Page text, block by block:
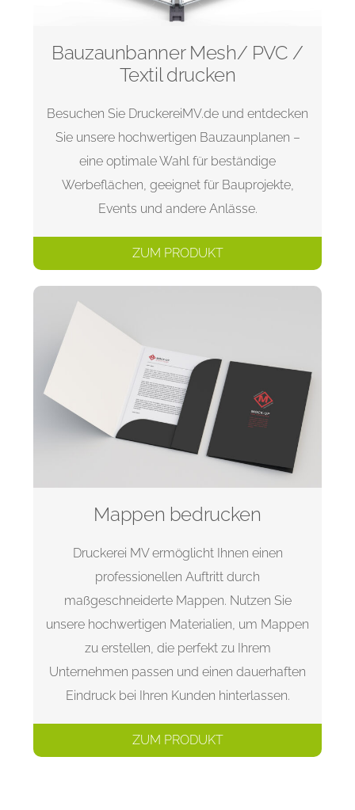
Bauzaunbanner Mesh/ PVC /
Textil drucken
Besuchen Sie DruckereiMV.de und entdecken
Sie unsere hochwertigen Bauzaunplanen –
eine optimale Wahl für beständige
Werbeflächen, geeignet für Bauprojekte,
Events und andere Anlässe.
ZUM PRODUKT
Mappen bedrucken
Druckerei MV ermöglicht Ihnen einen
professionellen Auftritt durch
maßgeschneiderte Mappen. Nutzen Sie
unsere hochwertigen Materialien, um Mappen
zu erstellen, die perfekt zu Ihrem
Unternehmen passen und einen dauerhaften
Eindruck bei Ihren Kunden hinterlassen.
ZUM PRODUKT